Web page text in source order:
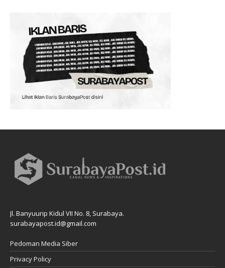
Jl. Banyuurip Kidul VII No. 8, Surabaya.
surabayapost.id@gmail.com
Pedoman Media Siber
Privacy Policy